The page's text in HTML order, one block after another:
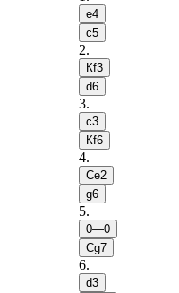
e4
c5
2.
Кf3
d6
3.
c3
Кf6
4.
Сe2
g6
5.
0—0
Сg7
6.
d3